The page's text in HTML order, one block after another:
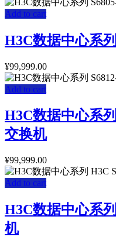
Add to cart
H3C数据中心系
¥99,999.00
Add to cart
H3C数据中心系
交换机
¥99,999.00
Add to cart
H3C数据中心系
机